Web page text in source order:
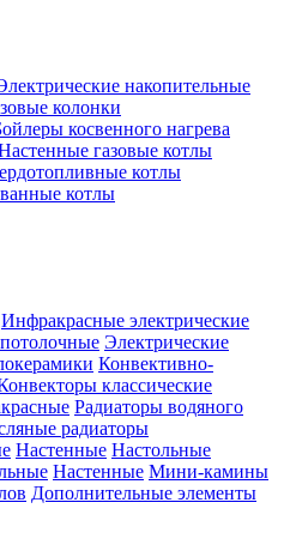
накопительные
колонки
косвенного нагрева
газовые котлы
котлы
котлы
Инфракрасные электрические
Электрические
Конвективно-
классические
Радиаторы водяного
радиаторы
Настенные Настольные
Настенные Мини-камины
Дополнительные элементы